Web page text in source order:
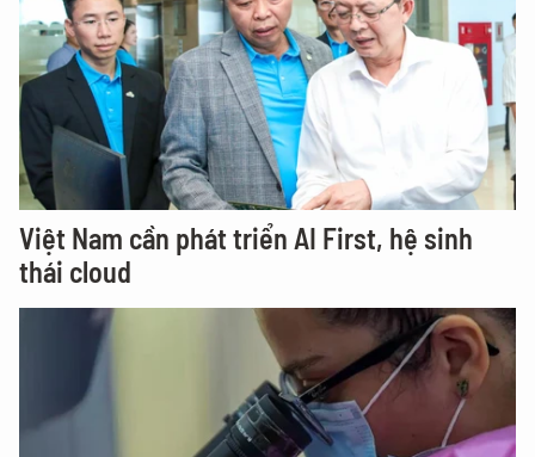
Việt Nam cần phát triển AI First, hệ sinh
thái cloud